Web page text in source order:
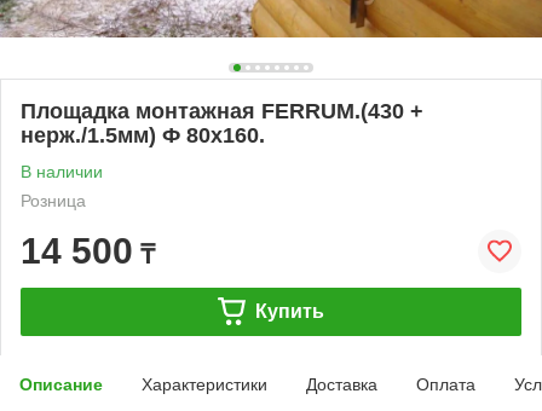
Площадка монтажная FERRUM.(430 +
нерж./1.5мм) Ф 80х160.
В наличии
Розница
14 500 ₸
Купить
Описание Характеристики Доставка Оплата